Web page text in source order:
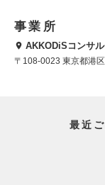
事業所
AKKODiSコンサ
〒108-0023 東京都港
最近